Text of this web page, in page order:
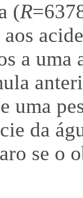
(R
a uma
uma
da
se o